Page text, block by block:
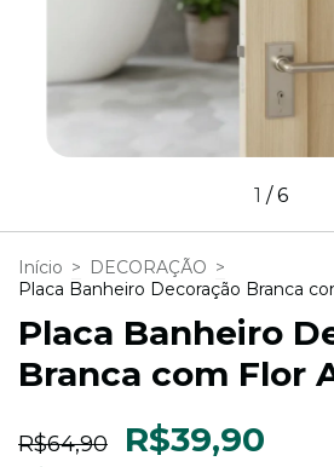
1 /6
Início > DECORAÇÃO >
Placa Banheiro Decoração Branca
Placa Banheiro
Branca com Flor
R$64,90 R$39,90